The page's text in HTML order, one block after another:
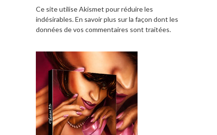
Ce site utilise Akismet pour réduire les
indésirables.En savoir plus sur la façon dont les
données de vos commentaires sont traitées.